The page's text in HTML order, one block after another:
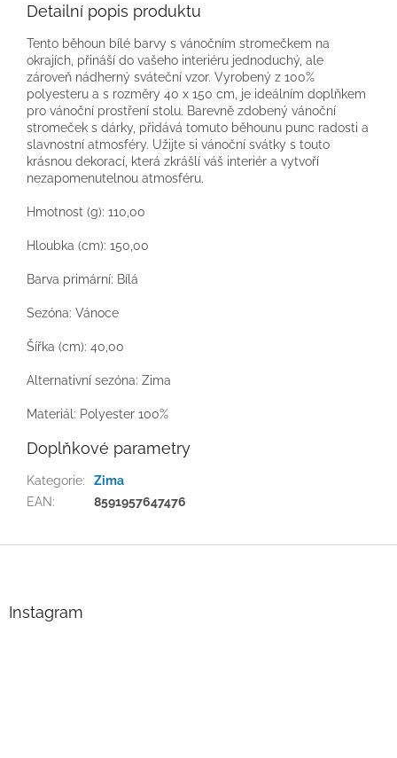
Detailní popis produktu
Tento běhoun bílé barvy s vánočním stromečkem na
okrajích, přináší do vašeho interiéru jednoduchý, ale
zároveň nádherný sváteční vzor. Vyrobený z 100%
polyesteru a s rozměry 40 x 150 cm, je ideálním doplňkem
pro vánoční prostření stolu. Barevně zdobený vánoční
stromeček s dárky, přidává tomuto běhounu punc radosti a
slavnostní atmosféry. Užijte si vánoční svátky s touto
krásnou dekorací, která zkrášlí váš interiér a vytvoří
nezapomenutelnou atmosféru.
Hmotnost (g): 110,00
Hloubka (cm): 150,00
Barva primární: Bílá
Sezóna: Vánoce
Šířka (cm): 40,00
Alternativní sezóna: Zima
Materiál: Polyester 100%
Doplňkové parametry
Kategorie:
Zima
EAN: 8591957647476
Instagram